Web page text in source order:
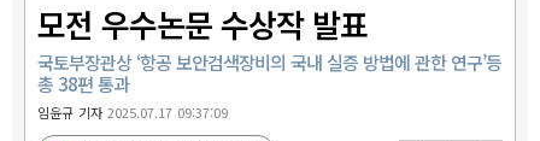
모전 우수논문 수상작 발표
국토부장관상 ‘항공 보안검색장비의 국내 실증 방법에 관한 연구’등
총 38편 통과
임윤규 기자2025.07.17 09:37:09